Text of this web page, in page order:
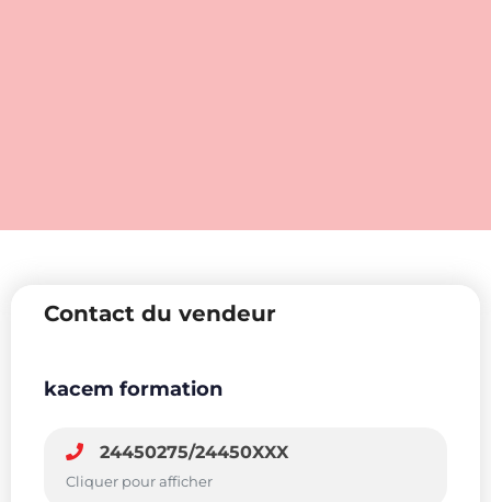
Contact du vendeur
kacem formation
24450275/24450XXX
Cliquer pour afficher